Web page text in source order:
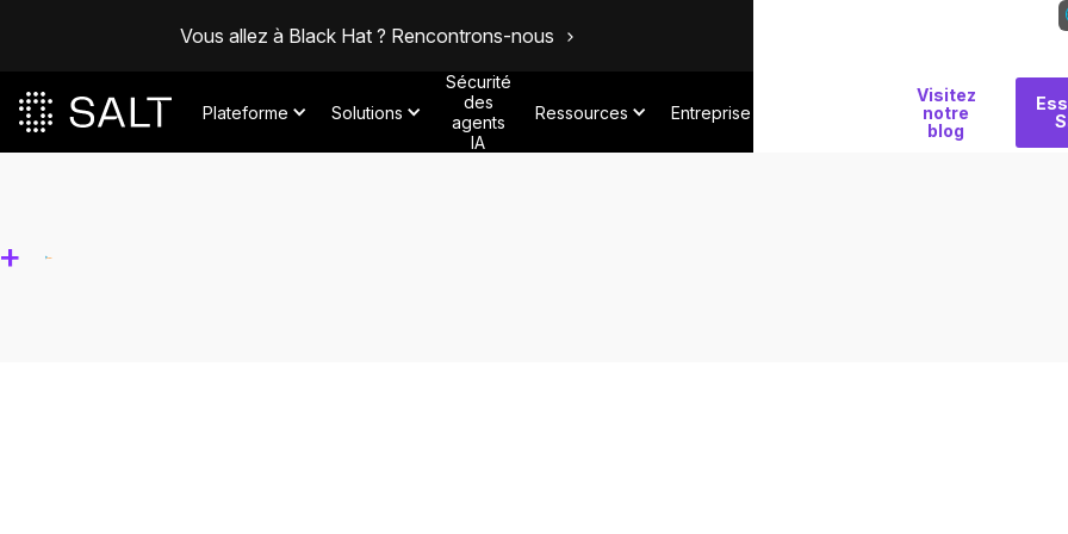
Vous allez à Black Hat ? Rencontrons-nous
Plateforme Solutions
Sécurité
des
agents
IA
Ressources Entreprise
Visitez
notre
blog